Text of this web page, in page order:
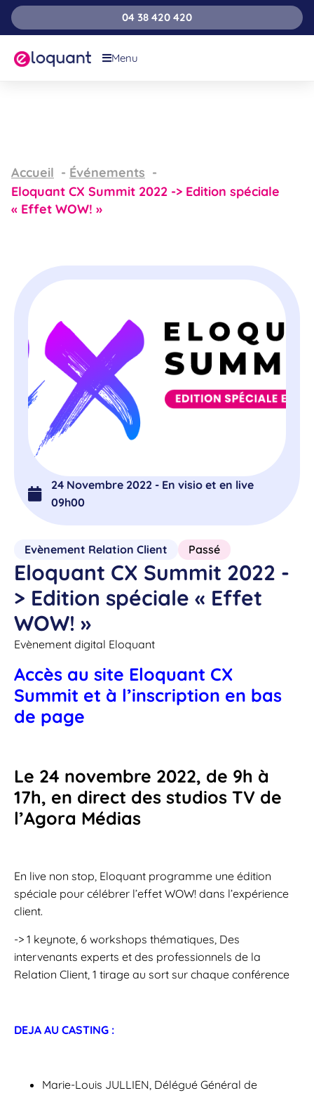
04 38 420 420
Menu
Accueil
Événements
Eloquant CX Summit 2022 -> Edition spéciale
« Effet WOW! »
24 Novembre 2022 - En visio et en live
09h00
Evènement Relation Client Passé
Eloquant CX Summit 2022 -
> Edition spéciale « Effet
WOW! »
Evènement digital Eloquant
Accès au site Eloquant CX
Summit et à l’inscription en bas
de page
Le 24 novembre 2022, de 9h à
17h, en direct des studios TV de
l’Agora Médias
En live non stop, Eloquant programme une édition
spéciale pour célébrer l’effet WOW! dans l’expérience
client.
-> 1 keynote, 6 workshops thématiques, Des
intervenants experts et des professionnels de la
Relation Client, 1 tirage au sort sur chaque conférence
DEJA AU CASTING :
Marie-Louis JULLIEN, Délégué Général de